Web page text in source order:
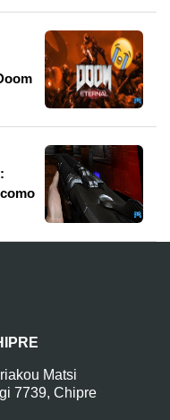
Matsi
7739, Chipre